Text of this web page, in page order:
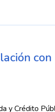
y Crédito